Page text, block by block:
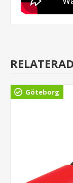
Göteborg